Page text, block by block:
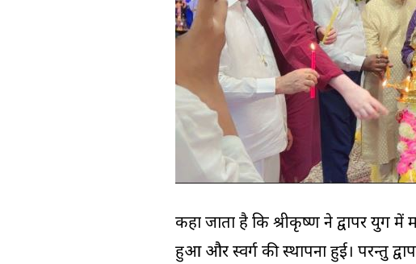
कहा जाता है कि श्रीकृष्ण ने द्वापर युग
हुआ और स्वर्ग की स्थापना हुई। परन्तु